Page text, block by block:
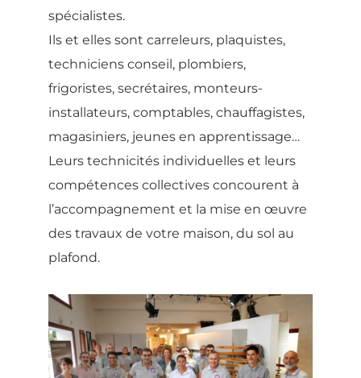
spécialistes.
Ils et elles sont carreleurs, plaquistes,
techniciens conseil, plombiers,
frigoristes, secrétaires, monteurs-
installateurs, comptables, chauffagistes,
magasiniers, jeunes en apprentissage…
Leurs technicités individuelles et leurs
compétences collectives concourent à
l’accompagnement et la mise en œuvre
des travaux de votre maison, du sol au
plafond.